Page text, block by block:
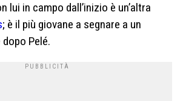
lui in campo dall’inizio è un’altra
; è il più giovane a segnare a un
Pelé.